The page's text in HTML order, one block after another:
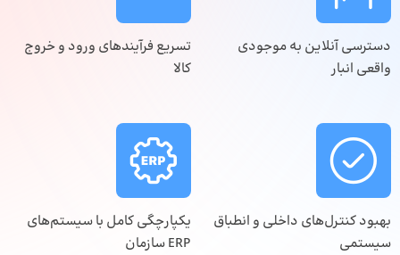
دسترسی آنلاین به موجودی
واقعی انبار
تسریع فرآیندهای ورود و خروج
کالا
بهبود کنترل‌های داخلی و انطباق
سیستمی
یکپارچگی کامل با سیستم‌های
ERP سازمان